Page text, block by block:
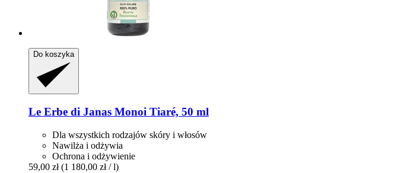
Do koszyka
Le Erbe di Janas Monoi Tiaré, 50 ml
Dla wszystkich rodzajów skóry i włosów
Nawilża i odżywia
Ochrona i odżywienie
59,00 zł (1 180,00 zł / l)